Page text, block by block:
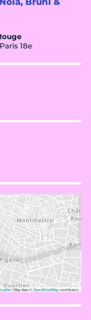
18e
Leaflet|Map data ©OpenStreetMapcontributors